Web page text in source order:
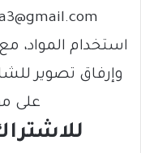
استخدام المواد،
وإرفاق تصوير
على